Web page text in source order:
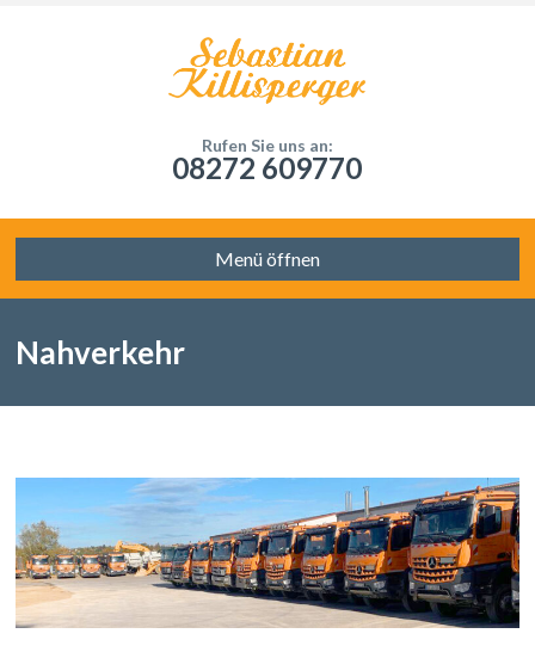
Rufen Sie uns an:
08272 609770
Menü öffnen
Nahverkehr